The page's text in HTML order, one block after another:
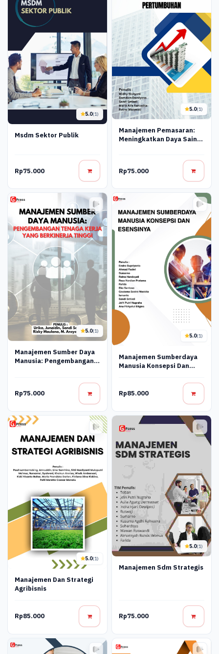
5.0(1)
Msdm Sektor Publik
Rp75.000
5.0(1)
Manajemen Pemasaran:
Meningkatkan Daya Saing
Rp75.000
5.0(1)
Manajemen Sumber Daya
Manusia: Pengembangan
Rp75.000
5.0(1)
Manajemen Sumberdaya
Manusia Konsepsi Dan
Rp85.000
5.0(1)
Manajemen Dan Strategi
Agribisnis
Rp85.000
5.0(1)
Manajemen Sdm Strategis
Rp75.000